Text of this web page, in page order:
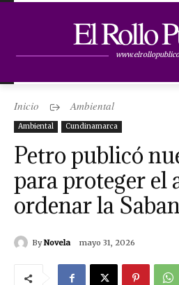
El Rollo
Inicio Ambiental
Ambiental Cundinamarca
Petro publicó
para proteger el
ordenar la
By Novela mayo 31, 2026